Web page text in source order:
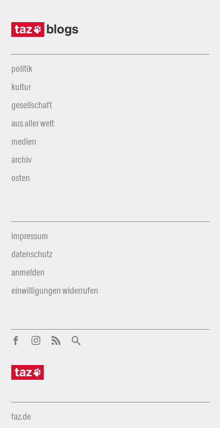
politik
kultur
gesellschaft
aus aller welt
medien
archiv
osten
impressum
datenschutz
anmelden
einwilligungen widerrufen
taz.de